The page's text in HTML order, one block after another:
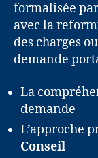
formalisée
avec la
des charges
demande
La
demande
L’approche
Conseil